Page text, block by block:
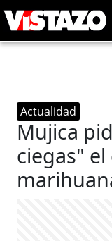
Actualidad
Mujica
ciegas"